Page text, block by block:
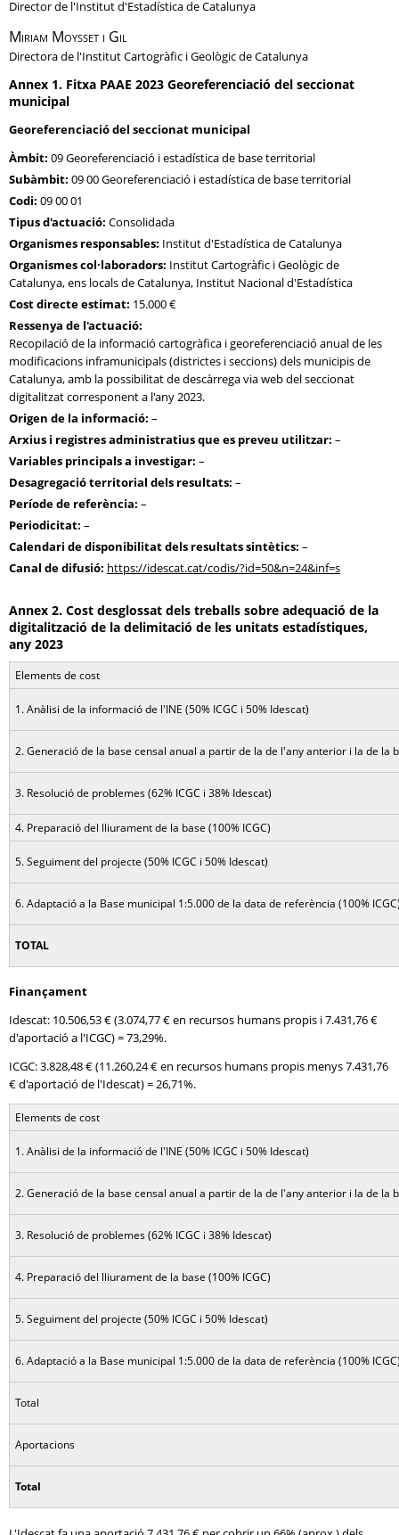
Director de l'Institut d'Estadística de Catalunya
Miriam Moysset i Gil
Directora de l'Institut Cartogràfic i Geològic de Catalunya
Annex 1. Fitxa PAAE 2023 Georeferenciació del seccionat
municipal
Georeferenciació del seccionat municipal
Àmbit 09 Georeferenciació i estadística de base territorial
Subàmbit 09 00 Georeferenciació i estadística de base territorial
Codi 09 00 01
Tipus d'actuació Consolidada
Organismes responsables Institut d'Estadística de Catalunya
Organismes col·laboradors Institut Cartogràfic i Geològic de
Catalunya, ens locals de Catalunya, Institut Nacional d'Estadística
Cost directe estimat 15.000 €
Ressenya de l'actuació
Recopilació de la informació cartogràfica i georeferenciació anual de les
modificacions inframunicipals (districtes i seccions) dels municipis de
Catalunya, amb la possibilitat de descàrrega via web del seccionat
digitalitzat corresponent a l'any 2023.
Origen de la informació –
Arxius i registres administratius que es preveu utilitzar –
Variables principals a investigar –
Desagregació territorial dels resultats –
Període de referència –
Periodicitat –
Calendari de disponibilitat dels resultats sintètics –
Canal de difusió https://idescat.cat/codis/?id=50&n=24&inf=s
Annex 2. Cost desglossat dels treballs sobre adequació de la
digitalització de la delimitació de les unitats estadístiques,
any 2023
Elements de cost
1. Anàlisi de la informació de l'INE (50% ICGC i 50% Idescat)
2. Generació de la base censal anual a partir de la de l'any anterior i la de la
3. Resolució de problemes (62% ICGC i 38% Idescat)
4. Preparació del lliurament de la base (100% ICGC)
5. Seguiment del projecte (50% ICGC i 50% Idescat)
6. Adaptació a la Base municipal 1:5.000 de la data de referència (100%
TOTAL
Finançament
Idescat: 10.506,53 € (3.074,77 € en recursos humans propis i 7.431,76 €
d'aportació a l'ICGC) = 73,29%.
ICGC: 3.828,48 € (11.260,24 € en recursos humans propis menys 7.431,76
€ d'aportació de l'Idescat) = 26,71%.
Elements de cost
1. Anàlisi de la informació de l'INE (50% ICGC i 50% Idescat)
2. Generació de la base censal anual a partir de la de l'any anterior i la de la
3. Resolució de problemes (62% ICGC i 38% Idescat)
4. Preparació del lliurament de la base (100% ICGC)
5. Seguiment del projecte (50% ICGC i 50% Idescat)
6. Adaptació a la Base municipal 1:5.000 de la data de referència (100%
Total
Aportacions
Total